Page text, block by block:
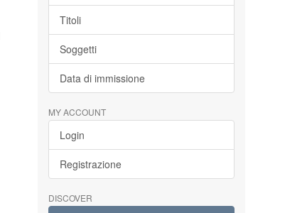
Titoli
Soggetti
Data di immissione
MY ACCOUNT
Login
Registrazione
DISCOVER